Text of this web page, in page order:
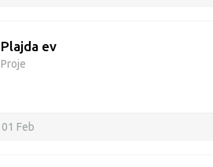
Plajda ev
Proje
01 Feb